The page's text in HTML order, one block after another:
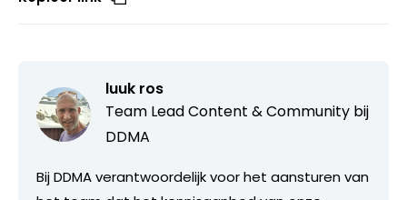
luuk ros
Team Lead Content & Community bij
DDMA
Bij DDMA verantwoordelijk voor het aansturen van